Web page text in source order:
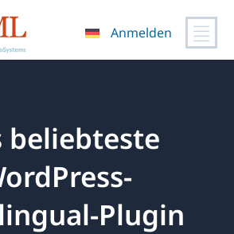
Anmelden
beliebteste
Plugin